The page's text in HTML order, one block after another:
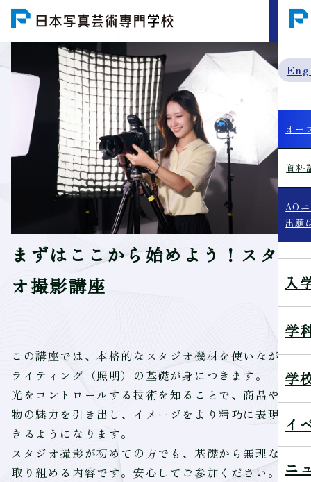
MENU
オー
資料
AO
出願
入
学
学
イ
ニ
まずはここから始めよう！スタジ
オ撮影講座
この講座では、本格的なスタジオ機材を使いながら
ライティング（照明）の基礎が身につきます。
光をコントロールする技術を知ることで、商品や人
物の魅力を引き出し、イメージをより精巧に表現で
きるようになります。
スタジオ撮影が初めての方でも、基礎から無理なく
取り組める内容です。安心してご参加ください。